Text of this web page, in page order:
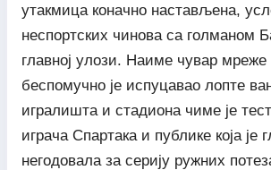
утакмица коначно настављена,
неспортских чинова са голманом
главној улози. Наиме чувар
беспомучно је испуцавао лопте
игралишта и стадиона чиме је
играча Спартака и публике која је
негодовала за серију ружних